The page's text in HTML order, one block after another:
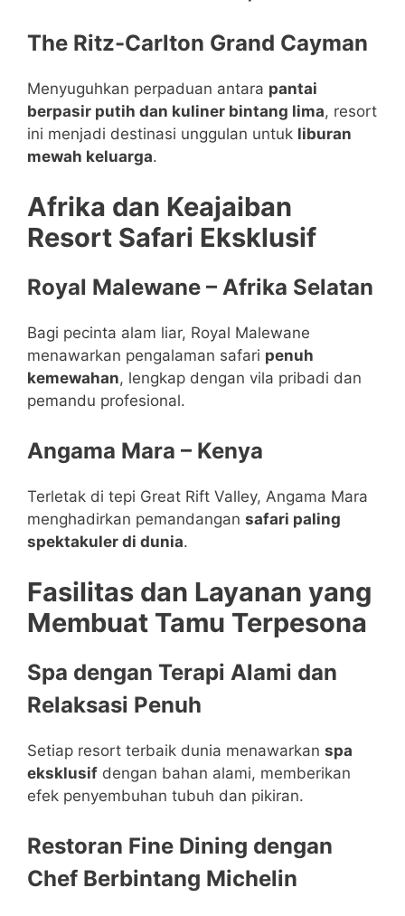
The Ritz-Carlton Grand Cayman
Menyuguhkan perpaduan antara pantai
berpasir putih dan kuliner bintang lima, resort
ini menjadi destinasi unggulan untuk liburan
mewah keluarga.
Afrika dan Keajaiban
Resort Safari Eksklusif
Royal Malewane – Afrika Selatan
Bagi pecinta alam liar, Royal Malewane
menawarkan pengalaman safari penuh
kemewahan, lengkap dengan vila pribadi dan
pemandu profesional.
Angama Mara – Kenya
Terletak di tepi Great Rift Valley, Angama Mara
menghadirkan pemandangan safari paling
spektakuler di dunia.
Fasilitas dan Layanan yang
Membuat Tamu Terpesona
Spa dengan Terapi Alami dan
Relaksasi Penuh
Setiap resort terbaik dunia menawarkan spa
eksklusif dengan bahan alami, memberikan
efek penyembuhan tubuh dan pikiran.
Restoran Fine Dining dengan
Chef Berbintang Michelin